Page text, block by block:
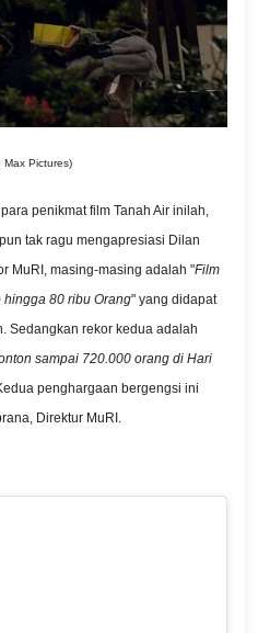
Max Pictures)
penikmat film Tanah Air inilah,
tak ragu mengapresiasi Dilan
MuRI, masing-masing adalah "Film
hingga 80 ribu Orang" yang didapat
Sedangkan rekor kedua adalah
sampai 720.000 orang di Hari
penghargaan bergengsi ini
Direktur MuRI.